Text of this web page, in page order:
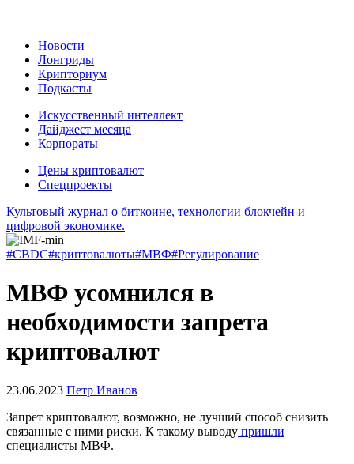
Новости
Лонгриды
Крипториум
Подкасты
Искусственный интеллект
Дайджест месяца
Корпораты
Цены криптовалют
Спецпроекты
Культовый журнал о биткоине, технологии блокчейн и
цифровой экономике.
#CBDC#криптовалюты#МВФ#Регулирование
МВФ усомнился в
необходимости запрета
криптовалют
23.06.2023 Петр Иванов
Запрет криптовалют, возможно, не лучший способ снизить
связанные с ними риски. К такому выводу пришли
специалисты МВФ.